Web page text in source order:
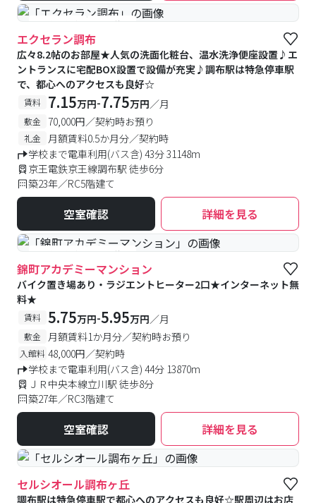
#予約受付中 #空室待ち
エクセラン調布
広々8.2帖のお部屋★人気の洗面化粧台、温水洗浄便座設置♪エ
ントランスに宅配BOX設置で設備が充実♪調布駅は特急停車駅
で、都心へのアクセスも良好☆
賃料 7.15万円-7.75万円／月
敷金 70,000円／契約時お預り
礼金
月額賃料0.5か月分／契約時
学校まで電車利用(バス含) 43分 31148m
京王電鉄京王線調布駅 徒歩6分
築23年／RC5階建て
空室確認 詳細を見る
#予約受付中 #空室待ち
錦町アカデミーマンション
バイク置き場あり・ラジエントヒーター2口★インターネット無
料★
賃料 5.75万円-5.95万円／月
敷金 月額賃料1か月分／契約時お預り
入館料 48,000円／契約時
学校まで電車利用(バス含) 44分 13870m
ＪＲ中央本線立川駅 徒歩8分
築27年／RC3階建て
空室確認 詳細を見る
セルシオール調布ヶ丘
調布駅は特急停車駅で都心へのアクセスも良好☆駅周辺はお店